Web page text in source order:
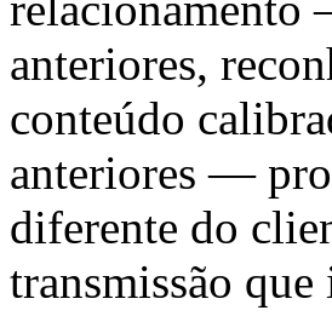
anteriores,
conteúdo
anteriores —
diferente do
transmissão